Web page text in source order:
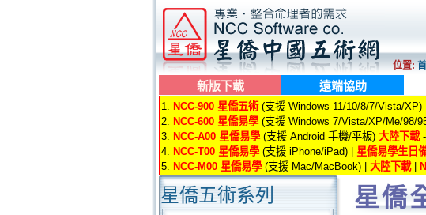
位置:
新版下載 遠端協助
1. NCC-900 星僑五術(支援 Windows 11/10/8/7/Vista/XP) |
2. NCC-600 星僑易學(支援 Windows 7/Vista/XP/Me/98/
3. NCC-A00 星僑易學(支援 Android 手機/平板) 大陸下載-
4. NCC-T00 星僑易學(支援 iPhone/iPad) | 星僑易學生日
5. NCC-M00 星僑易學(支援 Mac/MacBook) | 大陸下載|
星僑五術系列 星僑